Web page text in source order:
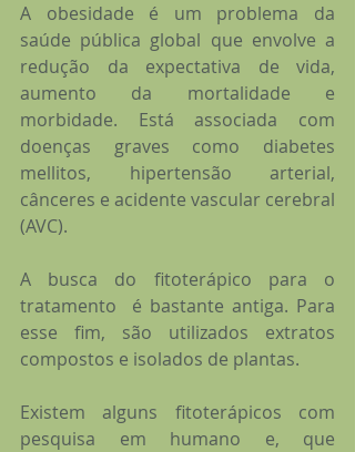
A obesidade é um problema da
saúde pública global que envolve a
redução da expectativa de vida,
aumento da mortalidade e
morbidade. Está associada com
doenças graves como diabetes
mellitos, hipertensão arterial,
cânceres e acidente vascular cerebral
(AVC).
A busca do fitoterápico para o
tratamento  é bastante antiga. Para
esse fim, são utilizados extratos
compostos e isolados de plantas.
Existem alguns fitoterápicos com
pesquisa em humano e, que